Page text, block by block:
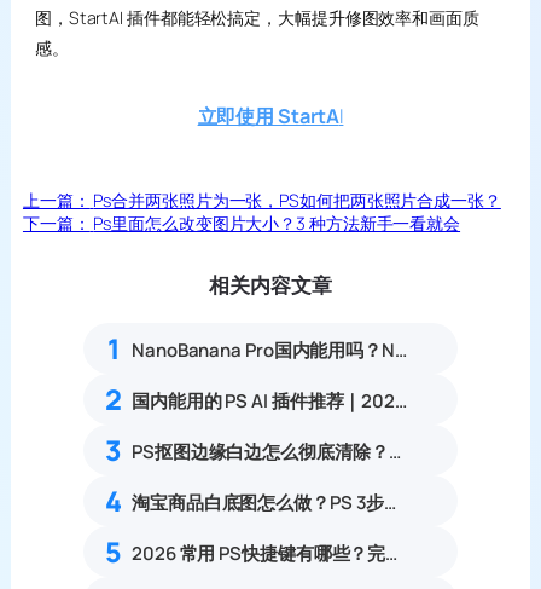
图，StartAI 插件都能轻松搞定，大幅提升修图效率和画面质
感。
立即使用 StartAI
上一篇： Ps合并两张照片为一张，PS如何把两张照片合成一张？
下一篇： Ps里面怎么改变图片大小？3 种方法新手一看就会
相关内容文章
1 NanoBanana Pro国内能用吗？Nano banana使用教程
2 国内能用的 PS AI 插件推荐｜2026 4款AI插件最新实测
3 PS抠图边缘白边怎么彻底清除？零基础4种无痕去杂边方法
4 淘宝商品白底图怎么做？PS 3步无痕抠图统一底色
5 2026 常用 PS快捷键有哪些？完整分类表格汇总